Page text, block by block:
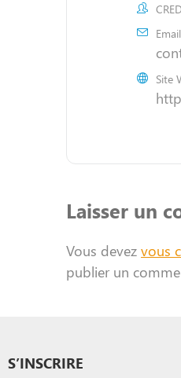
Email
Site
Laisser un
Vous devez vous
publier un
S’INSCRIRE